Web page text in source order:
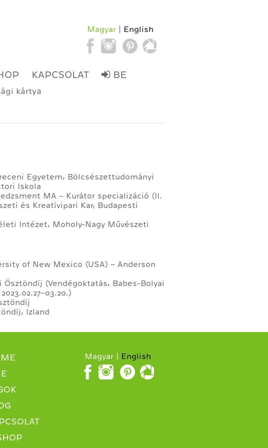
Magyar English
KAPCSOLAT BE
kártya
Egyetem, Bölcsészettudományi
Iskola
MA – Kurátor specializáció (II.
és Kreatívipari Kar, Budapesti
Intézet, Moholy-Nagy Művészeti
of New Mexico (USA) – Anderson
Ösztöndíj (Vendégoktatás, Babes-Bolyai
Izland
Magyar English